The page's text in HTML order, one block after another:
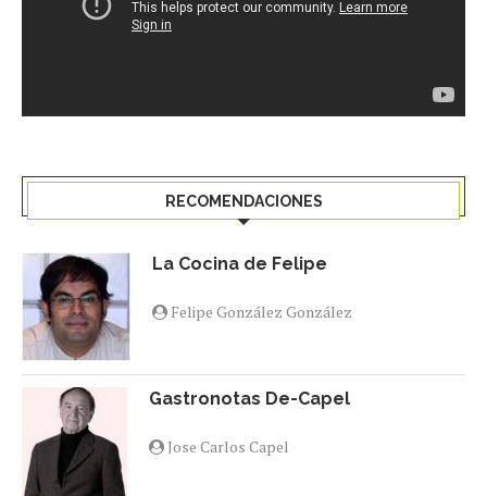
RECOMENDACIONES
La Cocina de Felipe
Felipe González González
Gastronotas De-Capel
Jose Carlos Capel